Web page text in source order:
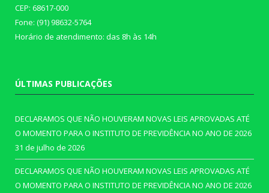
CEP: 68617-000
Fone: (91) 98632-5764
Horário de atendimento: das 8h às 14h
ÚLTIMAS PUBLICAÇÕES
DECLARAMOS QUE NÃO HOUVERAM NOVAS LEIS APROVADAS ATÉ
O MOMENTO PARA O INSTITUTO DE PREVIDÊNCIA NO ANO DE 2026
31 de julho de 2026
DECLARAMOS QUE NÃO HOUVERAM NOVAS LEIS APROVADAS ATÉ
O MOMENTO PARA O INSTITUTO DE PREVIDÊNCIA NO ANO DE 2026